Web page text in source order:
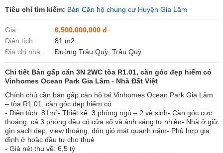
Tiêu chí tìm kiếm: Bán Căn hộ chung cư Huyện Gia Lâm
Giá:
6,500,000,000 đ
Diện tích:
81 m2
Địa chỉ nhà:
Đường Trâu Quỳ, Trâu Quỳ
Chi tiết Bán gấp căn 3N 2WC tòa R1.01, căn góc đẹp hiếm có
Vinhomes Ocean Park Gia Lâm - Nhà Đất Việt
Chính chủ cần bán gấp căn hộ tại Vinhomes Ocean Park Gia Lâm
– tòa R1.01, căn góc đẹp hiếm có
- Diện tích: 81m²- Thiết kế: 3 phòng ngủ – 2 vệ sinh- Căn góc cực
thoáng, cả 3 phòng đều có cửa sổ và ánh sáng tự nhiên- Nhà ở giữ
gìn sạch đẹp, view thoáng, đón gió mát quanh năm- Phù hợp gia
đình ở hoặc đầu tư cho thuê
- Giá nét thu về: 6,5 tỷ